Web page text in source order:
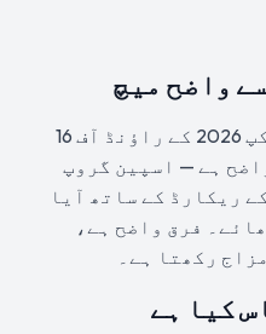
میرے خیال میں فیفا ورلڈ کپ 2026 کے راؤنڈ آف 16
ہے — اسپین گروپ
ریکارڈ کے ساتھ آیا
نے 6 گول کھائے۔ فرق واضح ہے،
رکھتا ہے۔
کیا ہے